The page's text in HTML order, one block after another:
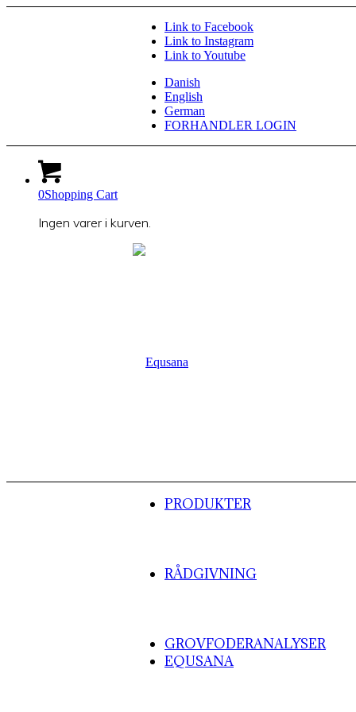
Link to Facebook
Link to Instagram
Link to Youtube
Danish
English
German
FORHANDLER LOGIN
0Shopping Cart
Ingen varer i kurven.
PRODUKTER
RÅDGIVNING
GROVFODERANALYSER
EQUSANA